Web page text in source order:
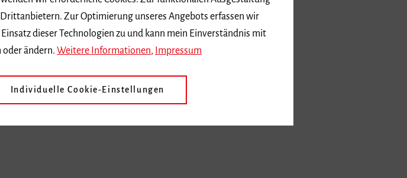
Zur Optimierung unseres Angebots erfassen wir
dieser Technologien zu und kann mein Einverständnis mit
ändern. Weitere Informationen Impressum
Individuelle Cookie-Einstellungen